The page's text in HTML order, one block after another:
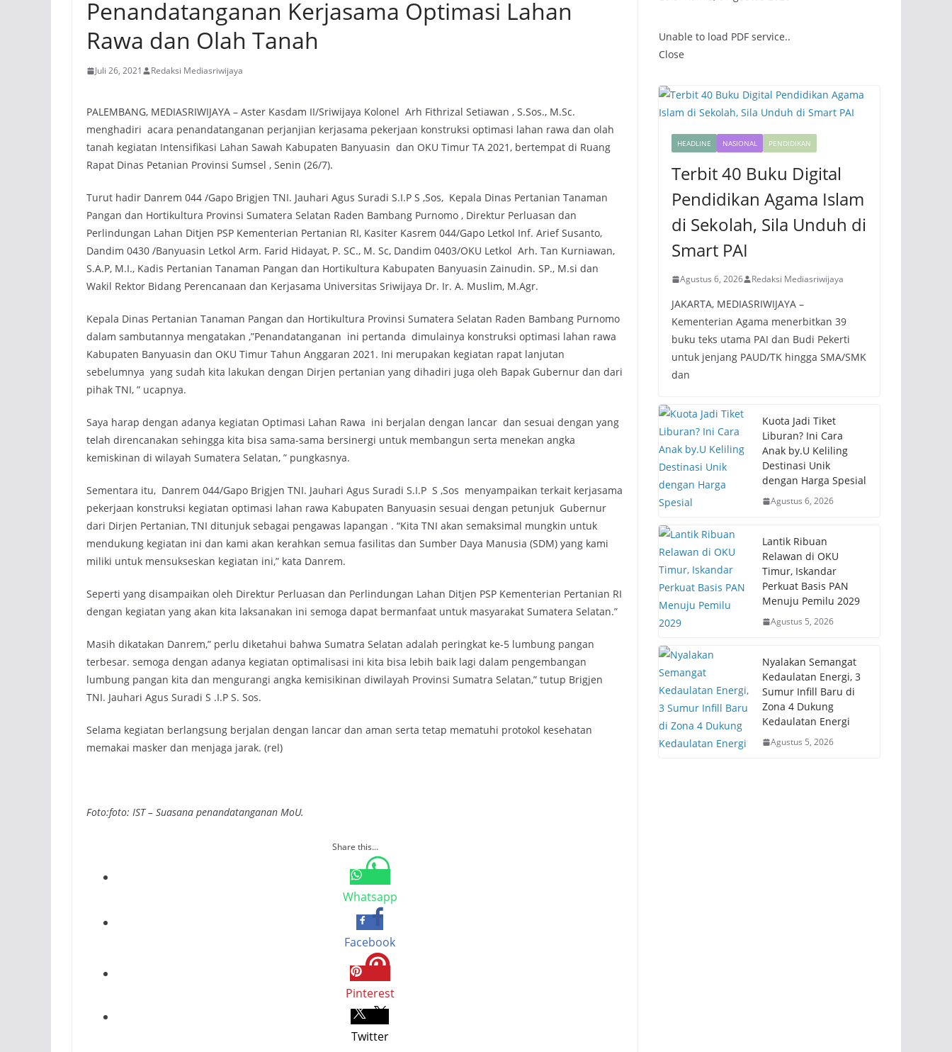
Penandatanganan Kerjasama Optimasi Lahan
Rawa dan Olah Tanah
Juli 26, 2021 Redaksi Mediasriwijaya
PALEMBANG, MEDIASRIWIJAYA – Aster Kasdam II/Sriwijaya Kolonel Arh Fithrizal Setiawan , S.Sos., M.Sc.
menghadiri acara penandatanganan perjanjian kerjasama pekerjaan konstruksi optimasi lahan rawa dan olah
tanah kegiatan Intensifikasi Lahan Sawah Kabupaten Banyuasin dan OKU Timur TA 2021, bertempat di Ruang
Rapat Dinas Petanian Provinsi Sumsel , Senin (26/7).
Turut hadir Danrem 044 /Gapo Brigjen TNI. Jauhari Agus Suradi S.I.P S ,Sos, Kepala Dinas Pertanian Tanaman
Pangan dan Hortikultura Provinsi Sumatera Selatan Raden Bambang Purnomo , Direktur Perluasan dan
Perlindungan Lahan Ditjen PSP Kementerian Pertanian RI, Kasiter Kasrem 044/Gapo Letkol Inf. Arief Susanto,
Dandim 0430 /Banyuasin Letkol Arm. Farid Hidayat, P. SC., M. Sc, Dandim 0403/OKU Letkol Arh. Tan Kurniawan,
S.A.P, M.I., Kadis Pertanian Tanaman Pangan dan Hortikultura Kabupaten Banyuasin Zainudin. SP., M.si dan
Wakil Rektor Bidang Perencanaan dan Kerjasama Universitas Sriwijaya Dr. Ir. A. Muslim, M.Agr.
Kepala Dinas Pertanian Tanaman Pangan dan Hortikultura Provinsi Sumatera Selatan Raden Bambang Purnomo
dalam sambutannya mengatakan ,”Penandatanganan ini pertanda dimulainya konstruksi optimasi lahan rawa
Kabupaten Banyuasin dan OKU Timur Tahun Anggaran 2021. Ini merupakan kegiatan rapat lanjutan
sebelumnya yang sudah kita lakukan dengan Dirjen pertanian yang dihadiri juga oleh Bapak Gubernur dan dari
pihak TNI, ” ucapnya.
Saya harap dengan adanya kegiatan Optimasi Lahan Rawa ini berjalan dengan lancar dan sesuai dengan yang
telah direncanakan sehingga kita bisa sama-sama bersinergi untuk membangun serta menekan angka
kemiskinan di wilayah Sumatera Selatan, ” pungkasnya.
Sementara itu, Danrem 044/Gapo Brigjen TNI. Jauhari Agus Suradi S.I.P S ,Sos menyampaikan terkait kerjasama
pekerjaan konstruksi kegiatan optimasi lahan rawa Kabupaten Banyuasin sesuai dengan petunjuk Gubernur
dari Dirjen Pertanian, TNI ditunjuk sebagai pengawas lapangan . “Kita TNI akan semaksimal mungkin untuk
mendukung kegiatan ini dan kami akan kerahkan semua fasilitas dan Sumber Daya Manusia (SDM) yang kami
miliki untuk mensukseskan kegiatan ini,” kata Danrem.
Seperti yang disampaikan oleh Direktur Perluasan dan Perlindungan Lahan Ditjen PSP Kementerian Pertanian RI
dengan kegiatan yang akan kita laksanakan ini semoga dapat bermanfaat untuk masyarakat Sumatera Selatan.”
Masih dikatakan Danrem,” perlu diketahui bahwa Sumatra Selatan adalah peringkat ke-5 lumbung pangan
terbesar. semoga dengan adanya kegiatan optimalisasi ini kita bisa lebih baik lagi dalam pengembangan
lumbung pangan kita dan mengurangi angka kemisikinan diwilayah Provinsi Sumatra Selatan,” tutup Brigjen
TNI. Jauhari Agus Suradi S .I.P S. Sos.
Selama kegiatan berlangsung berjalan dengan lancar dan aman serta tetap mematuhi protokol kesehatan
memakai masker dan menjaga jarak. (rel)
Foto:foto: IST – Suasana penandatanganan MoU.
Share this...
Whatsapp
Facebook
Pinterest
Twitter
Unable to load PDF service..
Close
HEADLINE NASIONAL PENDIDIKAN
Terbit 40 Buku Digital
Pendidikan Agama Islam
di Sekolah, Sila Unduh di
Smart PAI
Agustus 6, 2026 Redaksi Mediasriwijaya
JAKARTA, MEDIASRIWIJAYA –
Kementerian Agama menerbitkan 39
buku teks utama PAI dan Budi Pekerti
untuk jenjang PAUD/TK hingga SMA/SMK
dan
Kuota Jadi Tiket
Liburan? Ini Cara
Anak by.U Keliling
Destinasi Unik
dengan Harga Spesial
Agustus 6, 2026
Lantik Ribuan
Relawan di OKU
Timur, Iskandar
Perkuat Basis PAN
Menuju Pemilu 2029
Agustus 5, 2026
Nyalakan Semangat
Kedaulatan Energi, 3
Sumur Infill Baru di
Zona 4 Dukung
Kedaulatan Energi
Agustus 5, 2026